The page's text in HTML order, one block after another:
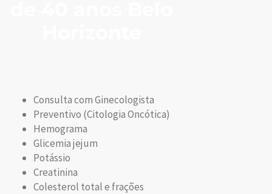
Consulta com Ginecologista
Preventivo (Citologia Oncótica)
Hemograma
Glicemia jejum
Potássio
Creatinina
Colesterol total e frações